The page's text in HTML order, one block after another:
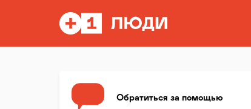
Обратиться за помощью